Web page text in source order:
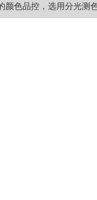
颜色品控，选用分光测